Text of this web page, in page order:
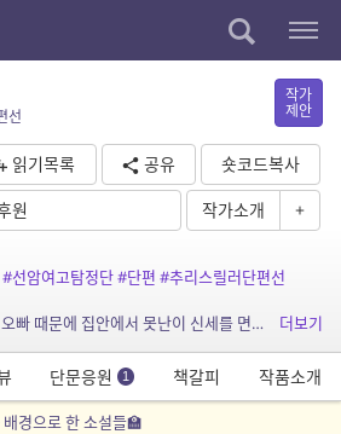
선
작가
제안
읽기목록 공유
숏코드복사
원
작가소개 +
#선암여고탐정단#단편 #추리스릴러단편선
소개: 여고생 채율은 천재 오빠 때문에 집안에서 못난이 신세를 면치 못한다. 천재 오빠의 양육기로 베스트셀러 작가가 된 엄마의 그늘 때문에 숨막히는 학창 시절을 보내던 그녀에게 뜻밖의 사...
더보기
단문응원 1 책갈피 작품소개
경으로 한 소설들🏫